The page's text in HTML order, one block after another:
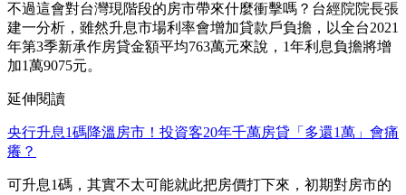
不過這會對台灣現階段的房市帶來什麼衝擊嗎？台經院院長張
建一分析，雖然升息市場利率會增加貸款戶負擔，以全台2021
年第3季新承作房貸金額平均763萬元來說，1年利息負擔將增
加1萬9075元。
延伸閱讀
央行升息1碼降溫房市！投資客20年千萬房貸「多還1萬」會痛
癢？
可升息1碼，其實不太可能就此把房價打下來，初期對房市的